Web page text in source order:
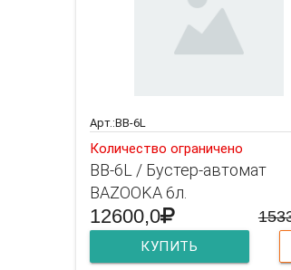
Арт.:BB-6L
Количество ограничено
BB-6L / Бустер-автомат
BAZOOKA 6л.
12600,0
КУПИТЬ